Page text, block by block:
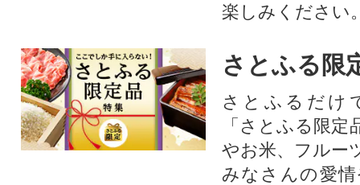
楽しみください
さとふる限
さとふるだけ
「さとふる限
やお米、フルー
みなさんの愛